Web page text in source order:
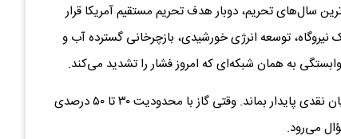
سال‌های تحریم، دوبار هدف تحریم مستقیم آمریکا قرار
نیروگاه، توسعه انرژی خورشیدی، بازچرخانی گسترده آب و
به همان شبکه‌ای که امروز فشار را تشدید می‌کند.
اما این سرمایه‌گذاری‌ها تنها زمانی معنا دارند که تولید، فروش و جریان نقدی پایدار بماند. وقتی گاز با محدودیت ۳۰ تا ۵۰ درصدی
می‌رود.